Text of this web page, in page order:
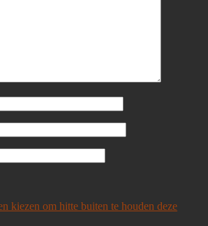
kiezen om hitte buiten te houden deze